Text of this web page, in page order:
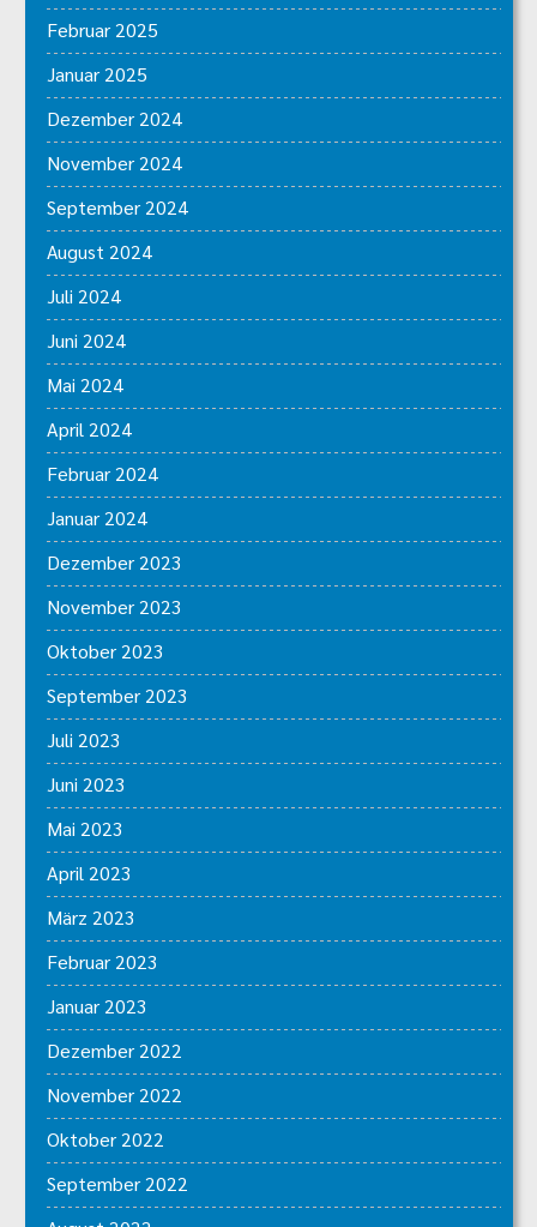
Februar 2025
Januar 2025
Dezember 2024
November 2024
September 2024
August 2024
Juli 2024
Juni 2024
Mai 2024
April 2024
Februar 2024
Januar 2024
Dezember 2023
November 2023
Oktober 2023
September 2023
Juli 2023
Juni 2023
Mai 2023
April 2023
März 2023
Februar 2023
Januar 2023
Dezember 2022
November 2022
Oktober 2022
September 2022